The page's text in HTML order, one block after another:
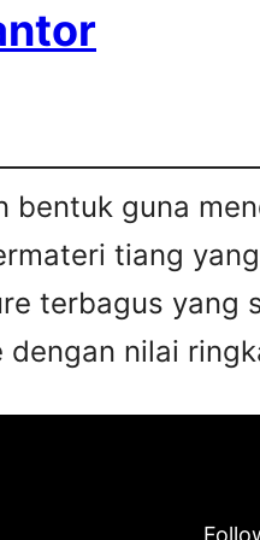
bentuk guna
tiang
terbagus yang
nilai